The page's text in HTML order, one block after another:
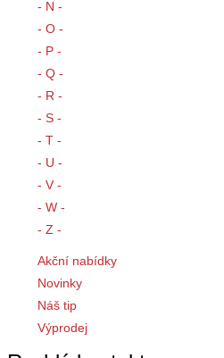
- N -
- O -
- P -
- Q -
- R -
- S -
- T -
- U -
- V -
- W -
- Z -
Akční nabídky
Novinky
Náš tip
Výprodej